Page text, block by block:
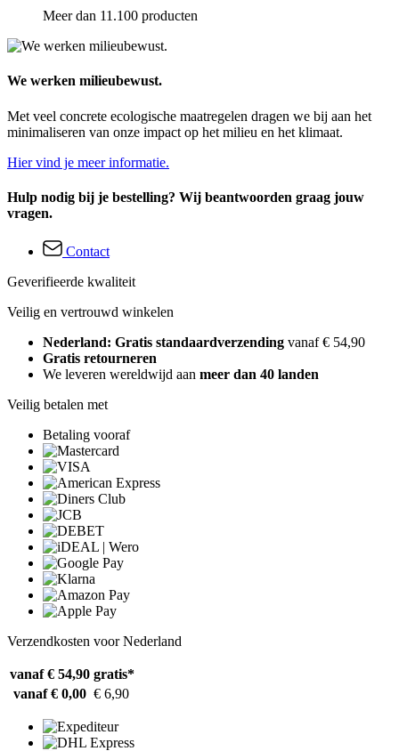
Meer dan 11.100 producten
We werken milieubewust.
Met veel concrete ecologische maatregelen dragen we bij aan het
minimaliseren van onze impact op het milieu en het klimaat.
Hier vind je meer informatie.
Hulp nodig bij je bestelling? Wij beantwoorden graag jouw
vragen.
Contact
Geverifieerde kwaliteit
Veilig en vertrouwd winkelen
Nederland: Gratis standaardverzending vanaf € 54,90
Gratis retourneren
We leveren wereldwijd aan meer dan 40 landen
Veilig betalen met
Betaling vooraf
Verzendkosten voor Nederland
vanaf € 54,90 gratis*
vanaf € 0,00 € 6,90